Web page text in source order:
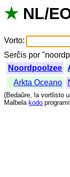
★ NL/
Vorto:
Serĉis por "
Noordpoolzee
Arkta Oceano
(Bedaŭre, la vortlisto
Malbela kodo